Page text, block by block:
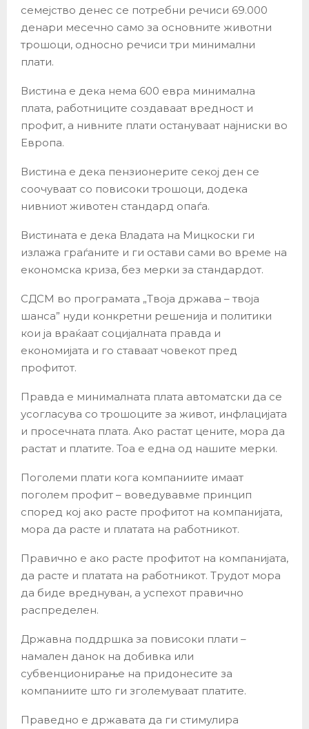
семејство денес се потребни речиси 69.000
денари месечно само за основните животни
трошоци, односно речиси три минимални
плати.
Вистина е дека нема 600 евра минимална
плата, работниците создаваат вредност и
профит, а нивните плати остануваат најниски во
Европа.
Вистина е дека пензионерите секој ден се
соочуваат со повисоки трошоци, додека
нивниот животен стандард опаѓа.
Вистината е дека Владата на Мицкоски ги
излажа граѓаните и ги остави сами во време на
економска криза, без мерки за стандардот.
СДСМ во програмата „Твоја држава – твоја
шанса” нуди конкретни решенија и политики
кои ја враќаат социјалната правда и
економијата и го ставаат човекот пред
профитот.
Правда е минималната плата автоматски да се
усогласува со трошоците за живот, инфлацијата
и просечната плата. Ако растат цените, мора да
растат и платите. Тоа е една од нашите мерки.
Поголеми плати кога компаниите имаат
поголем профит – воведувавме принцип
според кој ако расте профитот на компанијата,
мора да расте и платата на работникот.
Правично е ако расте профитот на компанијата,
да расте и платата на работникот. Трудот мора
да биде вреднуван, а успехот правично
распределен.
Државна поддршка за повисоки плати –
намален данок на добивка или
субвенционирање на придонесите за
компаниите што ги зголемуваат платите.
Праведно е државата да ги стимулира